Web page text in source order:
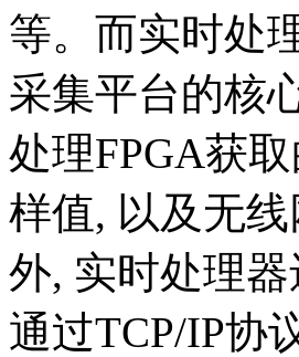
等。而实时处
采集平台的核
处理FPGA获
样值, 以及无
外, 实时处理
通过TCP/IP协